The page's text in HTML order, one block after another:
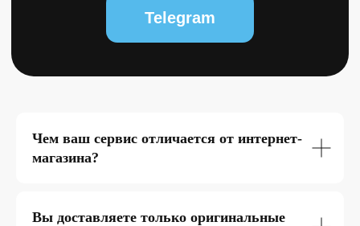
Чем ваш сервис отличается от интернет-
магазина?
Вы доставляете только оригинальные